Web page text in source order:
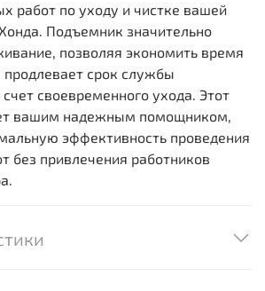
работ по уходу и чистке вашей
Подъемник значительно
позволяя экономить время
продлевает срок службы
счет своевременного ухода. Этот
вашим надежным помощником,
эффективность проведения
без привлечения работников